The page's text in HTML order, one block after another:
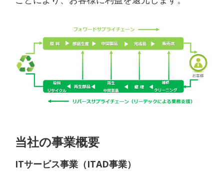
当社の事業概要
ITサービス事業（ITAD事業）